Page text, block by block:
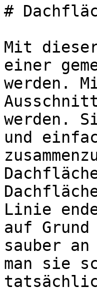
#
Mit
einer
werden.
werden.
und
Linie
auf
sauber
man sie